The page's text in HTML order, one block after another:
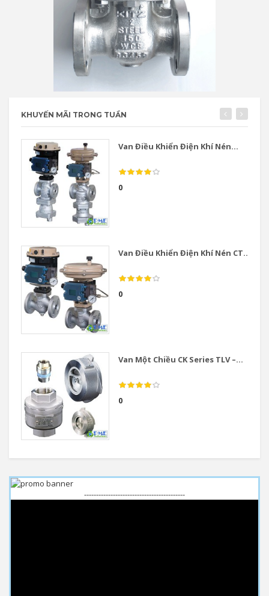
KHUYẾN MÃI TRONG TUẦN
Van Điều Khiển Điện Khí Nén...
0
Van Điều Khiển Điện Khí Nén CT...
0
Van Một Chiều CK Series TLV –...
0
------------------------------------------